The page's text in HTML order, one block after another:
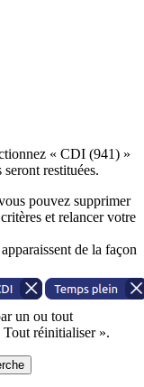
« CDI (941) »
restituées.
pouvez supprimer
et relancer votre
de la façon
un ou tout
réinitialiser ».